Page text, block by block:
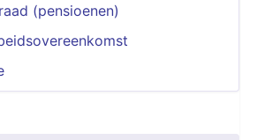
(pensioenen)